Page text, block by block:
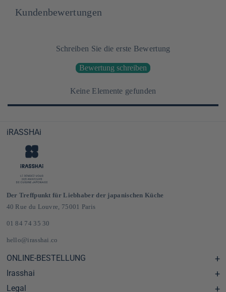
Kundenbewertungen
Schreiben Sie die erste Bewertung
Bewertung schreiben
Keine Elemente gefunden
iRASSHAi
Der Treffpunkt für Liebhaber der japanischen Küche
40 Rue du Louvre, 75001 Paris
01 84 74 35 30
hello@irasshai.co
ONLINE-BESTELLUNG
Hilfezentrum & FAQ
Lieferung und Versandkosten in Frankreich und Europa
Irasshai
Öffnungszeiten in der Rue du Louvre 40, Paris
Legal